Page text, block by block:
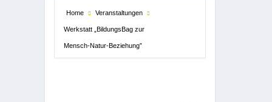
Home Veranstaltungen
Werkstatt „BildungsBag zur
Mensch‑Natur‑Beziehung”